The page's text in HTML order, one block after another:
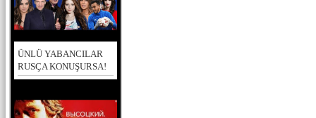
ÜNLÜ YABANCILAR
RUSÇA KONUŞURSA!